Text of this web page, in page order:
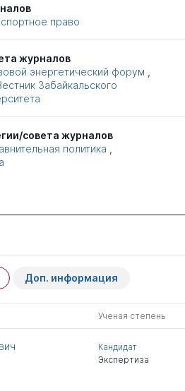
право
журналов
энергетический форум
Забайкальского
совета журналов
политика
Доп. информация
Ученая степень
Кандидат
Экспертиза